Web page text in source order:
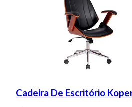
Cadeira De Escritório